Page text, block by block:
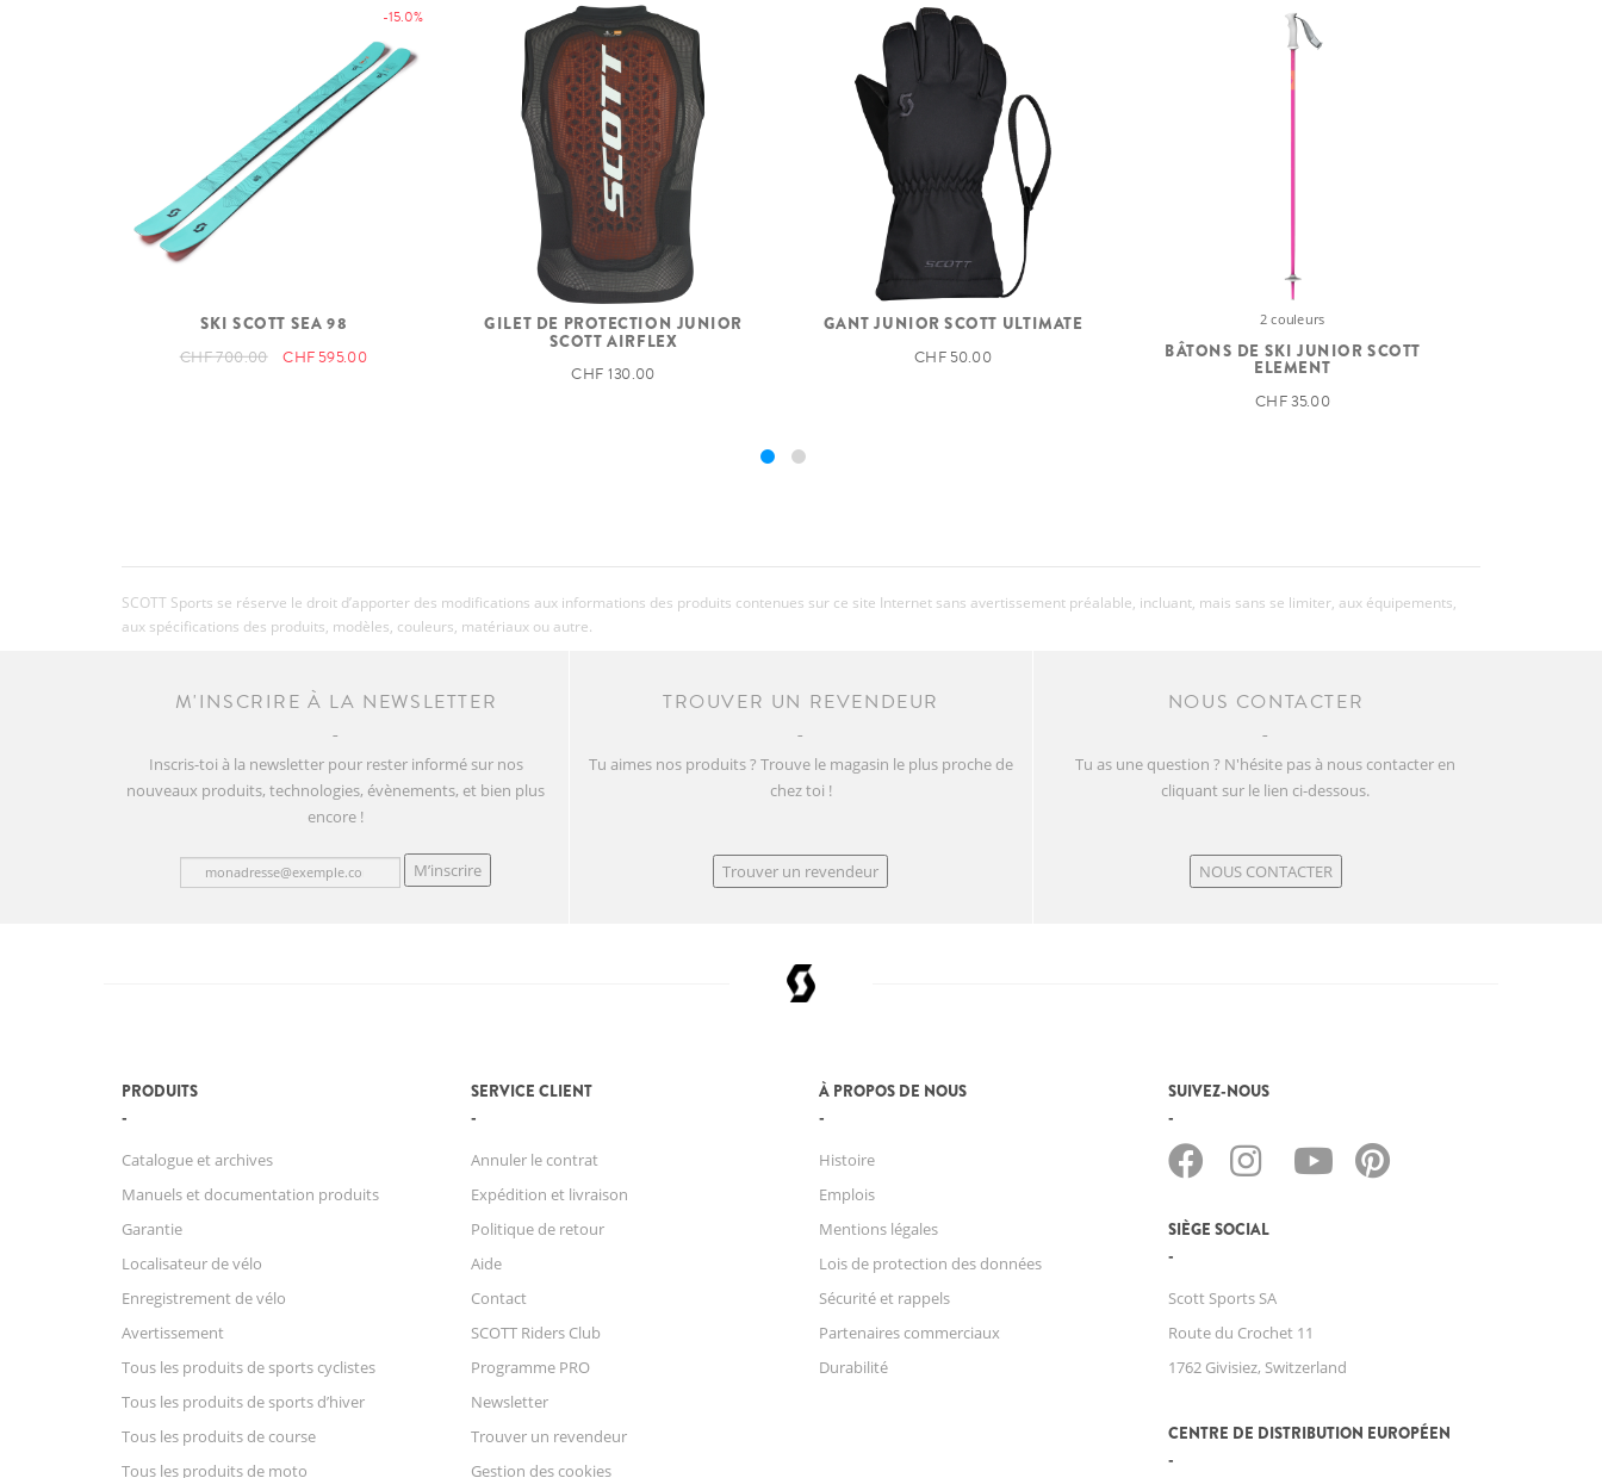
-15.0%
SKI SCOTT SEA 98
CHF 700.00 CHF 595.00
GILET DE PROTECTION JUNIOR
SCOTT AIRFLEX
CHF 130.00
GANT JUNIOR SCOTT ULTIMATE
CHF 50.00
2 couleurs
BÂTONS DE SKI JUNIOR SCOTT
ELEMENT
CHF 35.00
SCOTT Sports se réserve le droit d’apporter des modifications aux informations des produits contenues sur ce site Internet sans avertissement préalable, incluant, mais sans se limiter, aux équipements,
aux spécifications des produits, modèles, couleurs, matériaux ou autre.
M'INSCRIRE À LA NEWSLETTER
Inscris-toi à la newsletter pour rester informé sur nos
nouveaux produits, technologies, évènements, et bien plus
encore !
M’inscrire
TROUVER UN REVENDEUR
Tu aimes nos produits ? Trouve le magasin le plus proche de
chez toi !
Trouver un revendeur
NOUS CONTACTER
Tu as une question ? N'hésite pas à nous contacter en
cliquant sur le lien ci-dessous.
NOUS CONTACTER
PRODUITS
Catalogue et archives
Manuels et documentation produits
Garantie
Localisateur de vélo
Enregistrement de vélo
Avertissement
Tous les produits de sports cyclistes
Tous les produits de sports d’hiver
Tous les produits de course
Tous les produits de moto
SERVICE CLIENT
Annuler le contrat
Expédition et livraison
Politique de retour
Aide
Contact
SCOTT Riders Club
Programme PRO
Newsletter
Trouver un revendeur
Gestion des cookies
À PROPOS DE NOUS
Histoire
Emplois
Mentions légales
Lois de protection des données
Sécurité et rappels
Partenaires commerciaux
Durabilité
SUIVEZ-NOUS
SIÈGE SOCIAL
Scott Sports SA
Route du Crochet 11
1762 Givisiez, Switzerland
CENTRE DE DISTRIBUTION EUROPÉEN